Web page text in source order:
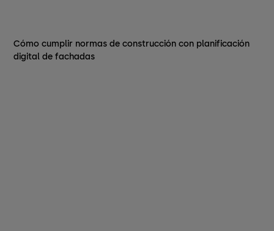
Cómo cumplir normas de construcción con planificación
digital de fachadas